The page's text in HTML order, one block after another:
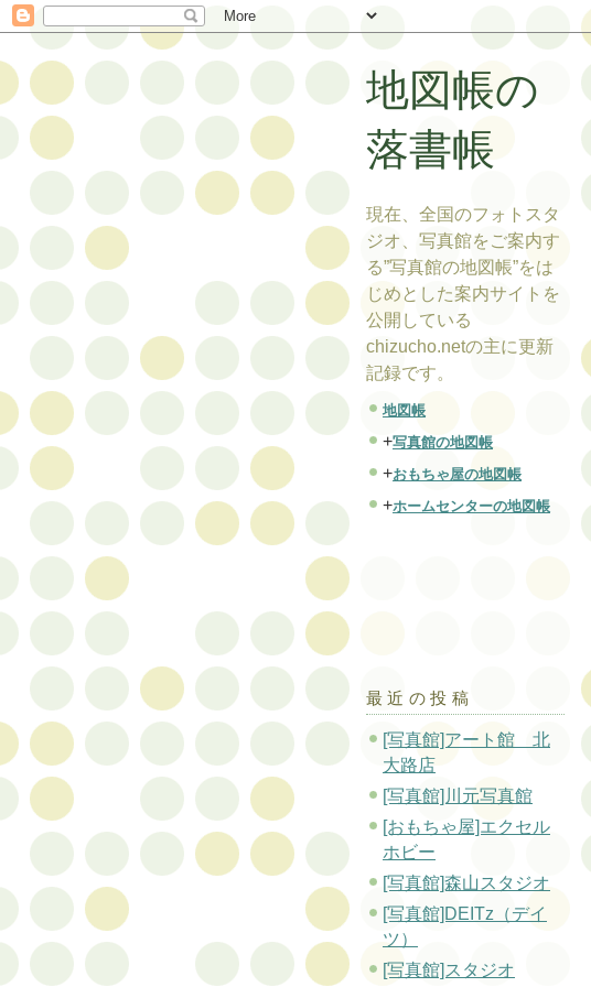
地図帳の
落書帳
現在、全国のフォトスタ
ジオ、写真館をご案内す
る”写真館の地図帳”をは
じめとした案内サイトを
公開している
chizucho.netの主に更新
記録です。
地図帳
+写真館の地図帳
+おもちゃ屋の地図帳
+ホームセンターの地図帳
最近の投稿
[写真館]アート館 北
大路店
[写真館]川元写真館
[おもちゃ屋]エクセル
ホビー
[写真館]森山スタジオ
[写真館]DEITz（デイ
ツ）
[写真館]スタジオ